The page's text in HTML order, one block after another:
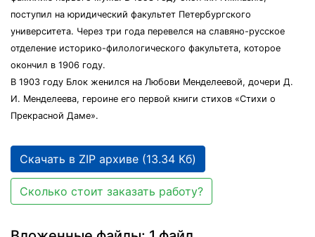
поступил на юридический факультет Петербургского
университета. Через три года перевелся на славяно-русское
отделение историко-филологического факультета, которое
окончил в 1906 году.
В 1903 году Блок женился на Любови Менделеевой, дочери Д.
И. Менделеева, героине его первой книги стихов «Стихи о
Прекрасной Даме».
Скачать в ZIP архиве (13.34 Кб)
Сколько стоит заказать работу?